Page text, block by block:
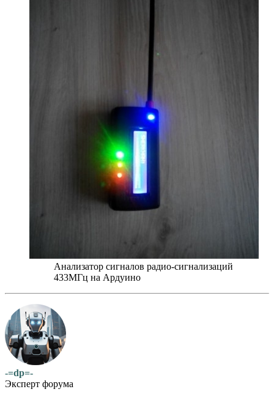
Анализатор сигналов радио-сигнализаций
433МГц на Ардуино
-=dp=-
Эксперт форума